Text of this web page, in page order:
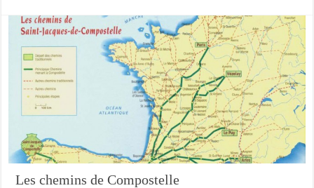
Les chemins de Compostelle